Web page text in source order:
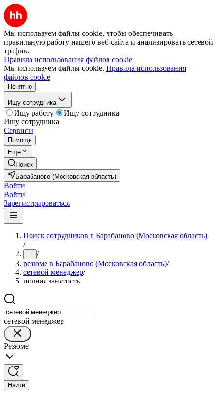
Мы используем файлы cookie, чтобы обеспечивать
правильную работу нашего веб-сайта и анализировать сетевой
трафик.
Правила использования файлов cookie
Мы используем файлы cookie. Правила использования
файлов cookie
Понятно
Ищу сотрудника
Ищу работу
Ищу сотрудника
Ищу сотрудника
Сервисы
Помощь
Ещё
Поиск
Барабаново (Московская область)
Войти
Войти
Зарегистрироваться
Поиск сотрудников в Барабаново (Московская область)
/
... /
резюме в Барабаново (Московская область)/
сетевой менеджер/
полная занятость
сетевой менеджер
Резюме
Найти